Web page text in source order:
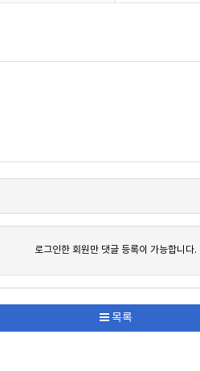
로그인한 회원만 댓글 등록이 가능합니다.
목록